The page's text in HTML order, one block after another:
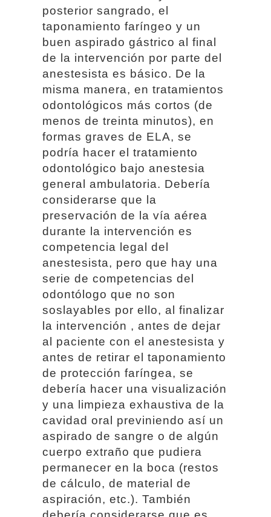
posterior sangrado, el
taponamiento faríngeo y un
buen aspirado gástrico al final
de la intervención por parte del
anestesista es básico. De la
misma manera, en tratamientos
odontológicos más cortos (de
menos de treinta minutos), en
formas graves de ELA, se
podría hacer el tratamiento
odontológico bajo anestesia
general ambulatoria. Debería
considerarse que la
preservación de la vía aérea
durante la intervención es
competencia legal del
anestesista, pero que hay una
serie de competencias del
odontólogo que no son
soslayables por ello, al finalizar
la intervención , antes de dejar
al paciente con el anestesista y
antes de retirar el taponamiento
de protección faríngea, se
debería hacer una visualización
y una limpieza exhaustiva de la
cavidad oral previniendo así un
aspirado de sangre o de algún
cuerpo extraño que pudiera
permanecer en la boca (restos
de cálculo, de material de
aspiración, etc.). También